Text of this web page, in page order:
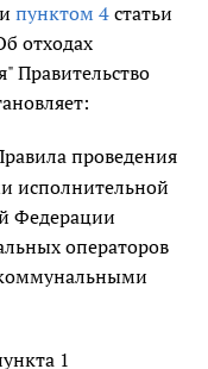
и пунктом 4 статьи
отходах
Правительство
проведения
исполнительной
Федерации
операторов
1